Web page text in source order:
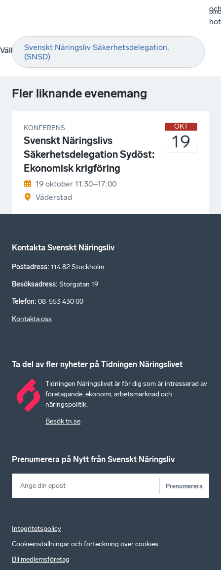
Välkommen!Svenskt Näringsliv Säkerhetsdelegation,
(SNSD)
Fler liknande evenemang
KONFERENS
Svenskt Näringslivs
Säkerhetsdelegation Sydöst:
Ekonomisk krigföring
19 oktober 11:30–17:00
Väderstad
OKT
19
Kontakta Svenskt Näringsliv
Postadress: 114 82 Stockholm
Besöksadress: Storgatan 19
Telefon: 08-553 430 00
Kontakta oss
Ta del av fler nyheter på Tidningen Näringslivet
Tidningen Näringslivet är för dig som är intresserad av
företagande, ekonomi, arbetsmarknad och
näringspolitik.
Besök tn.se
Prenumerera på Nytt från Svenskt Näringsliv
Prenumerera
Integritetspolicy
Cookieinställningar och förteckning över cookies
Bli medlemsföretag